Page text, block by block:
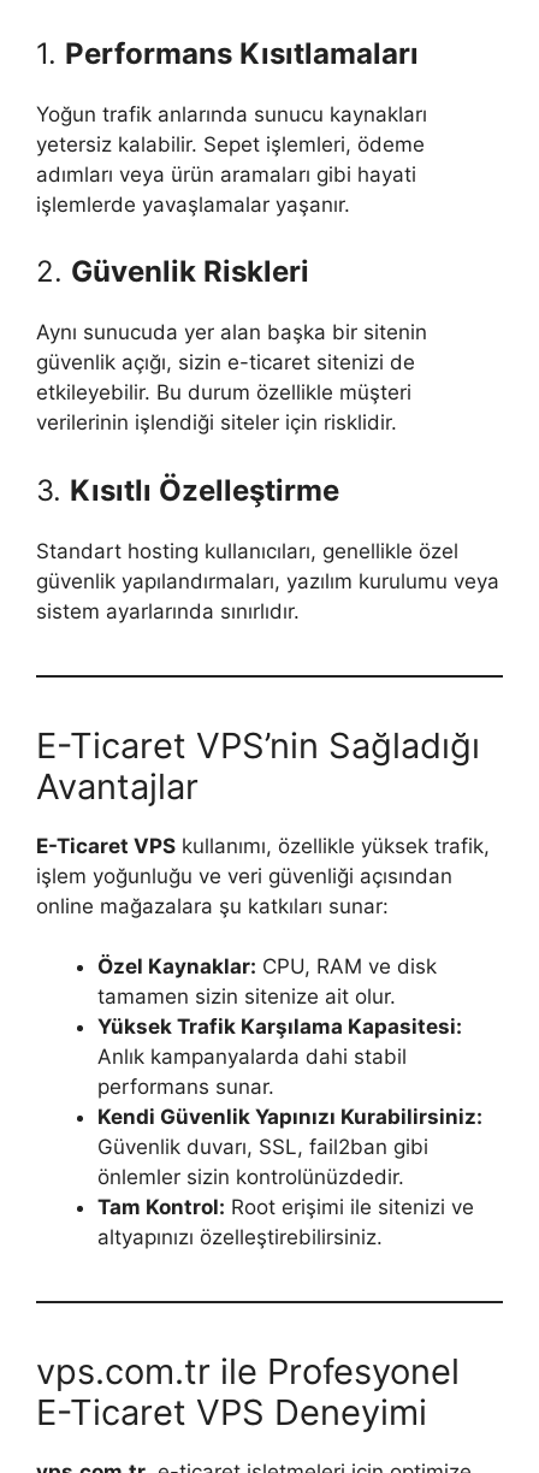
1. Performans Kısıtlamaları
Yoğun trafik anlarında sunucu kaynakları
yetersiz kalabilir. Sepet işlemleri, ödeme
adımları veya ürün aramaları gibi hayati
işlemlerde yavaşlamalar yaşanır.
2. Güvenlik Riskleri
Aynı sunucuda yer alan başka bir sitenin
güvenlik açığı, sizin e-ticaret sitenizi de
etkileyebilir. Bu durum özellikle müşteri
verilerinin işlendiği siteler için risklidir.
3. Kısıtlı Özelleştirme
Standart hosting kullanıcıları, genellikle özel
güvenlik yapılandırmaları, yazılım kurulumu veya
sistem ayarlarında sınırlıdır.
E-Ticaret VPS’nin Sağladığı
Avantajlar
E-Ticaret VPS kullanımı, özellikle yüksek trafik,
işlem yoğunluğu ve veri güvenliği açısından
online mağazalara şu katkıları sunar:
Özel Kaynaklar: CPU, RAM ve disk
tamamen sizin sitenize ait olur.
Yüksek Trafik Karşılama Kapasitesi:
Anlık kampanyalarda dahi stabil
performans sunar.
Kendi Güvenlik Yapınızı Kurabilirsiniz:
Güvenlik duvarı, SSL, fail2ban gibi
önlemler sizin kontrolünüzdedir.
Tam Kontrol: Root erişimi ile sitenizi ve
altyapınızı özelleştirebilirsiniz.
vps.com.tr ile Profesyonel
E-Ticaret VPS Deneyimi